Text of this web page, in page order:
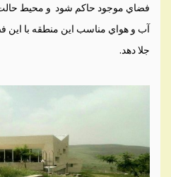
فضاي موجود حاکم شود و محيط
آب و هواي مناسب اين منطقه با
جلا دهد.